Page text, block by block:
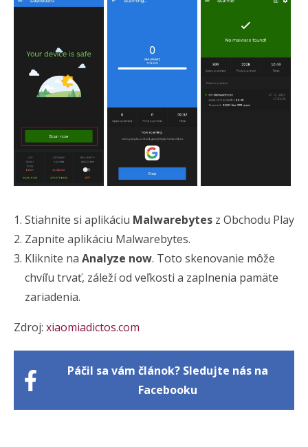
Stiahnite si aplikáciu Malwarebytes z Obchodu Play
Zapnite aplikáciu Malwarebytes.
Kliknite na Analyze now. Toto skenovanie môže
chvíľu trvať, záleží od veľkosti a zaplnenia pamäte
zariadenia.
Zdroj: xiaomiadictos.com
Páčil sa vám článok? Sledujte nás na
Facebooku